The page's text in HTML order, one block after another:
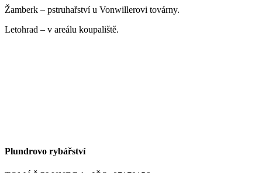
Žamberk – pstruhařství u Vonwillerovi továrny.
Letohrad – v areálu koupaliště.
Plundrovo rybářství